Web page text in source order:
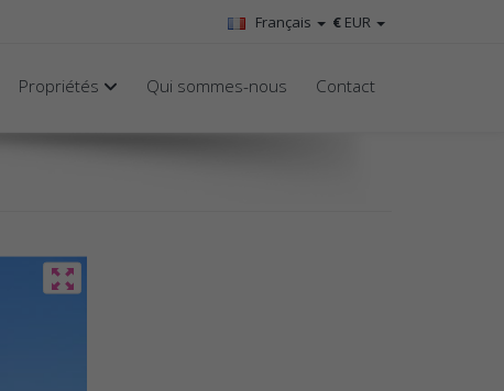
€ EUR
Français
Propriétés Qui sommes-nous Contact